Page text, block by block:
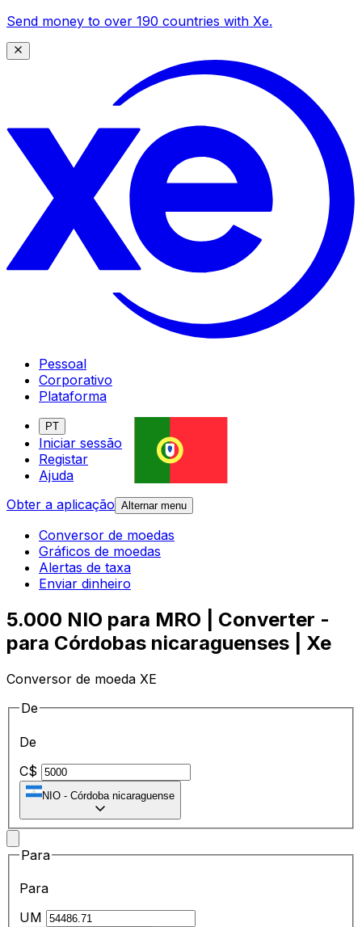
Send money to over 190 countries with Xe.
Pessoal
Corporativo
Plataforma
PT
Iniciar sessão
Registar
Ajuda
Obter a aplicação Alternar menu
Conversor de moedas
Gráficos de moedas
Alertas de taxa
Enviar dinheiro
5.000 NIO para MRO | Converter -
para Córdobas nicaraguenses | Xe
Conversor de moeda XE
De
De
C$
NIO - Córdoba nicaraguense
Para
Para
UM